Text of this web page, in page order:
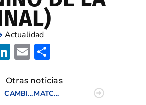
Actualidad
LinkedIn
Email
Otras noticias
CAMBIO DE FECHAS 3º PRUEBA CIRCUITO PROFESIONALES
MATCH INTERCLUBES FEMENINO CAMPOS DE GOLF DE LA C.V. (FASE PROVINCIAL CASTELLÓN)